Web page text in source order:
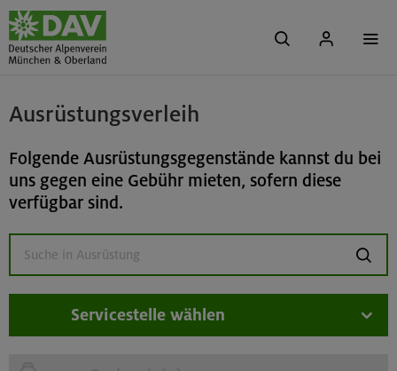
Ausrüstungsverleih
Folgende Ausrüstungsgegenstände kannst du bei
uns gegen eine Gebühr mieten, sofern diese
verfügbar sind.
suchen
Servicestelle wählen